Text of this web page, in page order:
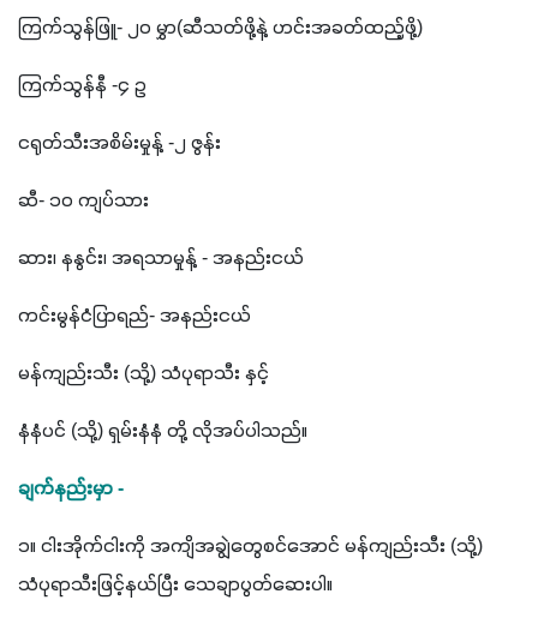
ကြက်သွန်ဖြူ- ၂၀ မွှာ(ဆီသတ်ဖို့နဲ့ ဟင်းအခတ်ထည့်ဖို့)
ကြက်သွန်နီ -၄ ဥ
ငရုတ်သီးအစိမ်းမှုန့် -၂ ဇွန်း
ဆီ- ၁၀ ကျပ်သား
ဆား၊ နနွင်း၊ အရသာမှုန့် - အနည်းငယ်
ကင်းမွန်ငံပြာရည်- အနည်းငယ်
မန်ကျည်းသီး (သို့) သံပုရာသီး နှင့်
နံနံပင် (သို့) ရှမ်းနံနံ တို့ လိုအပ်ပါသည်။
ချက်နည်းမှာ -
၁။ ငါးအိုက်ငါးကို အကျိအချွဲတွေစင်အောင် မန်ကျည်းသီး (သို့)
သံပုရာသီးဖြင့်နယ်ပြီး သေချာပွတ်ဆေးပါ။